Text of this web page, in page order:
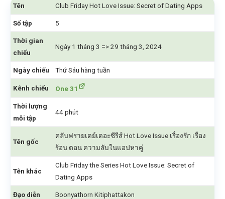
Tên Club Friday Hot Love Issue: Secret of Dating Apps
Số tập 5
Thời gian
chiếu
Ngày 1 tháng 3 => 29 tháng 3, 2024
Ngày chiếu Thứ Sáu hàng tuần
Kênh chiếu One 31
Thời lượng
mỗi tập
44 phút
Tên gốc
คลับฟรายเดย์เดอะซีรีส์ Hot Love Issue เรื่องรัก เรื่อง
ร้อน ตอน ความลับในแอปหาคู่
Tên khác
Club Friday the Series Hot Love Issue: Secret of
Dating Apps
Đạo diễn Boonyathorn Kitiphattakon